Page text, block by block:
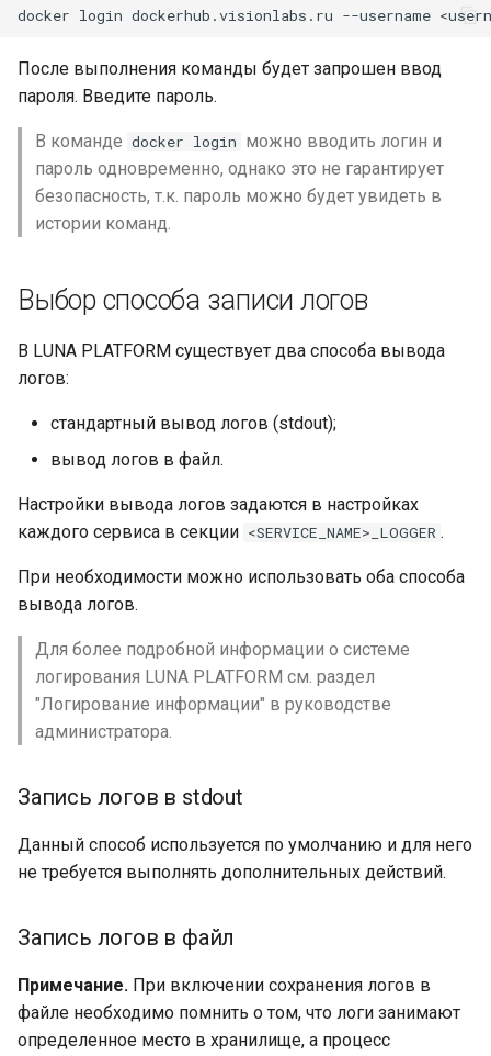
LUNA PLATFORM v.5.5.0
LUNA PLATFORM v.5.4.0
LUNA PLATFORM v.5.1.3
LUNA PLATFORM v.5.1.1
После выполнения команды будет запрошен ввод
пароля. Введите пароль.
В команде docker login можно вводить логин и
пароль одновременно, однако это не гарантирует
безопасность, т.к. пароль можно будет увидеть в
истории команд.
Выбор способа записи логов
В LUNA PLATFORM существует два способа вывода
логов:
стандартный вывод логов (stdout);
вывод логов в файл.
Настройки вывода логов задаются в настройках
каждого сервиса в секции <SERVICE_NAME>_LOGGER .
При необходимости можно использовать оба способа
вывода логов.
Для более подробной информации о системе
логирования LUNA PLATFORM см. раздел
"Логирование информации" в руководстве
администратора.
Запись логов в stdout
Данный способ используется по умолчанию и для него
не требуется выполнять дополнительных действий.
Запись логов в файл
Примечание. При включении сохранения логов в
файле необходимо помнить о том, что логи занимают
определенное место в хранилище, а процесс